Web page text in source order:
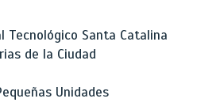
Tecnológico Santa Catalina
de la Ciudad
Unidades